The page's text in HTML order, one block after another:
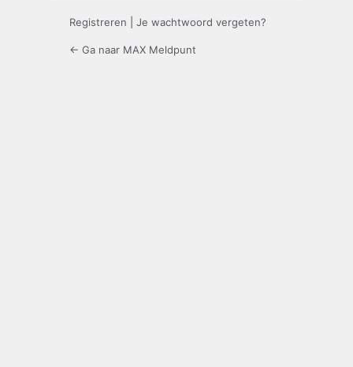
Registreren Je wachtwoord vergeten?
← Ga naar MAX Meldpunt